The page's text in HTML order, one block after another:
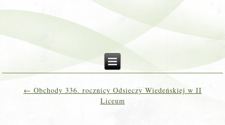
← Obchody 336. rocznicy Odsieczy Wiedeńskiej w II
Liceum